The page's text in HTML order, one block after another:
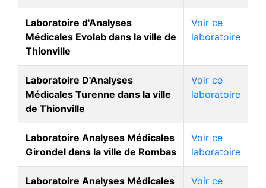
Laboratoire d'Analyses
Médicales Evolab dans la ville de
Thionville
Voir ce
laboratoire
Laboratoire D'Analyses
Médicales Turenne dans la ville
de Thionville
Voir ce
laboratoire
Laboratoire Analyses Médicales
Girondel dans la ville de Rombas
Voir ce
laboratoire
Laboratoire Analyses Médicales
Voir ce